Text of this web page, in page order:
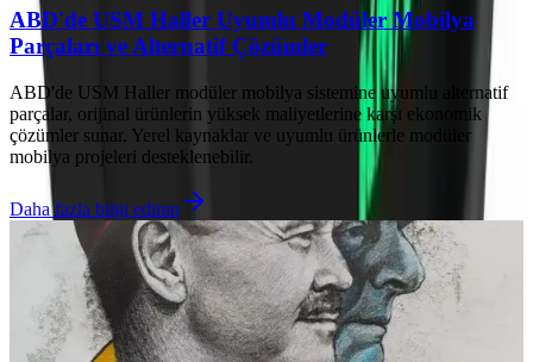
ABD'de USM Haller Uyumlu Modüler Mobilya
Parçaları ve Alternatif Çözümler
ABD'de USM Haller modüler mobilya sistemine uyumlu alternatif
parçalar, orijinal ürünlerin yüksek maliyetlerine karşı ekonomik
çözümler sunar. Yerel kaynaklar ve uyumlu ürünlerle modüler
mobilya projeleri desteklenebilir.
Daha fazla bilgi edinin